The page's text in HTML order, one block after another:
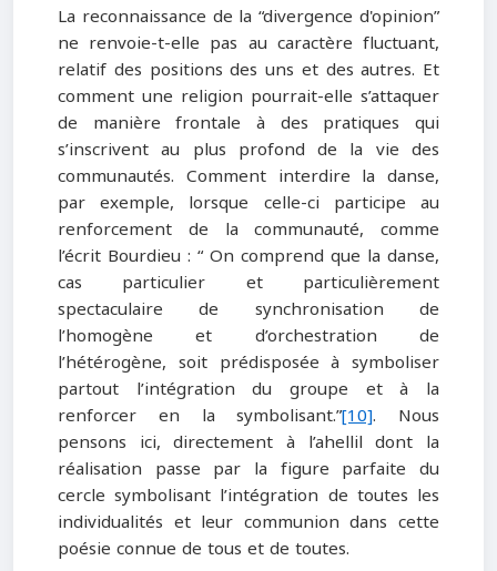
La reconnaissance de la “divergence d'opinion”
ne renvoie-t-elle pas au caractère fluctuant,
relatif des positions des uns et des autres. Et
comment une religion pourrait-elle s’attaquer
de manière frontale à des pratiques qui
s’inscrivent au plus profond de la vie des
communautés. Comment interdire la danse,
par exemple, lorsque celle-ci participe au
renforcement de la communauté, comme
l’écrit Bourdieu : “ On comprend que la danse,
cas particulier et particulièrement
spectaculaire de synchronisation de
l’homogène et d’orchestration de
l’hétérogène, soit prédisposée à symboliser
partout l’intégration du groupe et à la
renforcer en la symbolisant.”[10]. Nous
pensons ici, directement à l’ahellil dont la
réalisation passe par la figure parfaite du
cercle symbolisant l’intégration de toutes les
individualités et leur communion dans cette
poésie connue de tous et de toutes.